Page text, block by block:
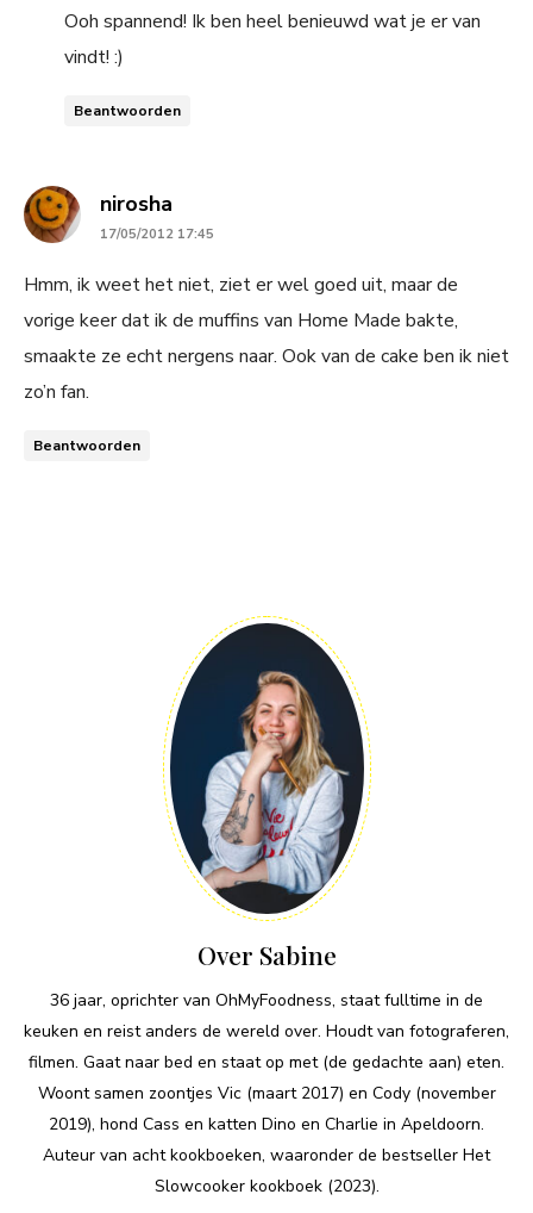
Ooh spannend! Ik ben heel benieuwd wat je er van
vindt! :)
Beantwoorden
nirosha
17/05/2012 17:45
Hmm, ik weet het niet, ziet er wel goed uit, maar de
vorige keer dat ik de muffins van Home Made bakte,
smaakte ze echt nergens naar. Ook van de cake ben ik niet
zo’n fan.
Beantwoorden
Over Sabine
36 jaar, oprichter van OhMyFoodness, staat fulltime in de
keuken en reist anders de wereld over. Houdt van fotograferen,
filmen. Gaat naar bed en staat op met (de gedachte aan) eten.
Woont samen zoontjes Vic (maart 2017) en Cody (november
2019), hond Cass en katten Dino en Charlie in Apeldoorn.
Auteur van acht kookboeken, waaronder de bestseller Het
Slowcooker kookboek (2023).